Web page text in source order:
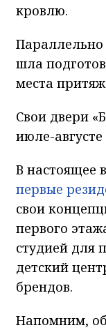
кровлю.
шла
места
Свои двери
июле-августе
В настоящее
первые
свои
первого
студией для
детский
брендов.
Напомним,